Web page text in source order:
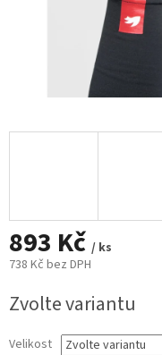
893 Kč / ks
738 Kč bez DPH
cena:
Zvolte variantu
Velikost